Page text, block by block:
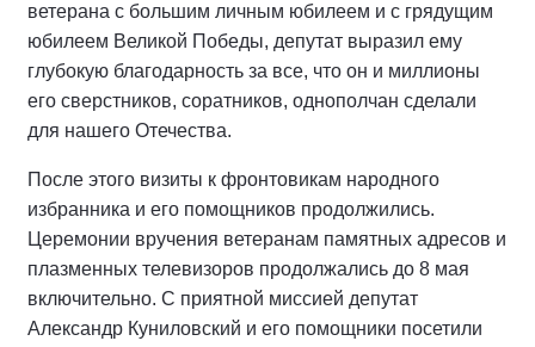
ветерана с большим личным юбилеем и с грядущим
юбилеем Великой Победы, депутат выразил ему
глубокую благодарность за все, что он и миллионы
его сверстников, соратников, однополчан сделали
для нашего Отечества.
После этого визиты к фронтовикам народного
избранника и его помощников продолжились.
Церемонии вручения ветеранам памятных адресов и
плазменных телевизоров продолжались до 8 мая
включительно. С приятной миссией депутат
Александр Куниловский и его помощники посетили